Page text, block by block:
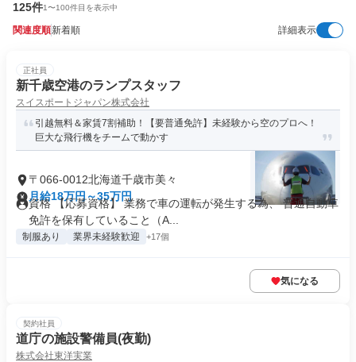
125件1〜100件目を表示中
関連度順新着順 詳細表示
正社員
新千歳空港のランプスタッフ
スイスポートジャパン株式会社
引越無料＆家賃7割補助！【要普通免許】未経験から空のプロへ！
巨大な飛行機をチームで動かす
〒066-0012北海道千歳市美々
月給18万円～35万円
資格 【応募資格】 業務で車の運転が発生する為、 普通自動車
免許を保有していること（A...
制服あり 業界未経験歓迎 +17個
気になる
契約社員
道庁の施設警備員(夜勤)
株式会社東洋実業